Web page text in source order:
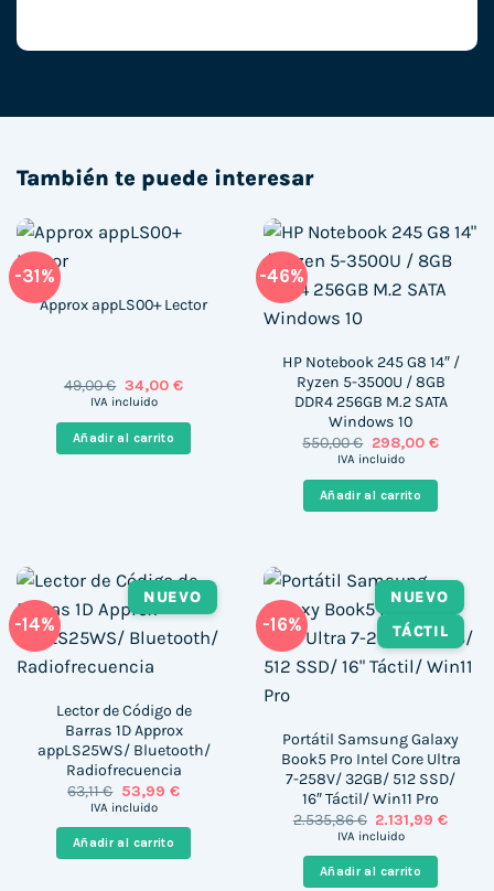
También te puede interesar
-31%
Approx appLS00+ Lector
49,00€ El
precio
era:
49,00 €.
34,00 €El
es:
IVA incluido
Añadir al carrito
-46%
HP Notebook 245 G8 14″ /
Ryzen 5-3500U / 8GB
DDR4 256GB M.2 SATA
Windows 10
550,00€ El
precio
era:
550,00 €.
298,00 €El
es:
IVA incluido
Añadir al carrito
-14%
NUEVO
Lector de Código de
Barras 1D Approx
appLS25WS/ Bluetooth/
Radiofrecuencia
63,11€ El
precio
era:
63,11 €.
53,99 €El
es:
53,99 €.
IVA incluido
Añadir al carrito
-16%
NUEVO
TÁCTIL
Portátil Samsung Galaxy
Book5 Pro Intel Core Ultra
7-258V/ 32GB/ 512 SSD/
16″ Táctil/ Win11 Pro
2.535,86€ El
precio
era:
2.535,86 €.
2.131,99€El
IVA incluido
Añadir al carrito